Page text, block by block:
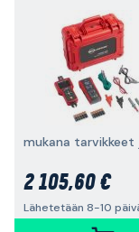
2 105,60 €